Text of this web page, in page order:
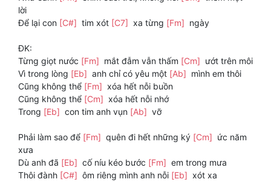
lời
Để lại con [C#] tim xót [C7] xa từng [Fm] ngày
ĐK:
Từng giọt nước [Fm] mắt đẫm vẫn thấm [Cm] ướt trên môi
Vì trong lòng [Eb] anh chỉ có yêu một [Ab] mình em thôi
Cũng không thể [Fm] xóa hết nỗi buồn
Cũng không thể [Cm] xóa hết nỗi nhớ
Trong [Eb] con tim anh vụn [Ab] vỡ
Phải làm sao để [Fm] quên đi hết những ký [Cm] ức năm
xưa
Dù anh đã [Eb] cố níu kéo bước [Fm] em trong mưa
Thôi đành [C#] ôm riêng mình anh nỗi [Eb] xót xa